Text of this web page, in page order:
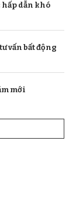
hấp dẫn khó
vấn bất động
mới